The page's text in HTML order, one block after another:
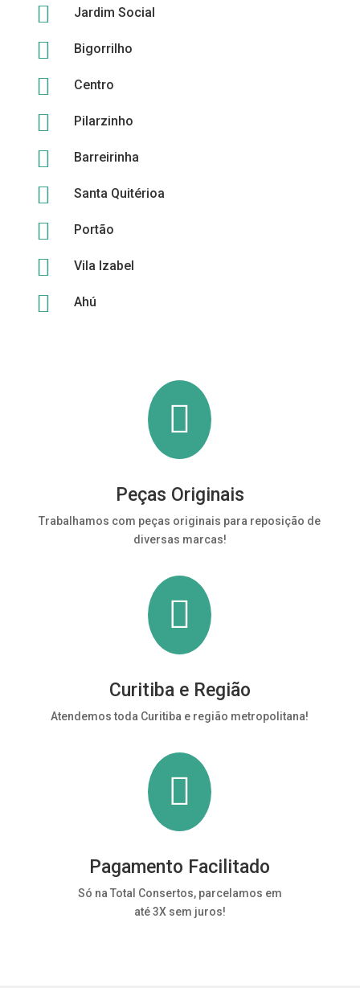
 Jardim Social
 Bigorrilho
 Centro
 Pilarzinho
 Barreirinha
 Santa Quitérioa
 Portão
 Vila Izabel
 Ahú

Peças Originais
Trabalhamos com peças originais para reposição de
diversas marcas!

Curitiba e Região
Atendemos toda Curitiba e região metropolitana!

Pagamento Facilitado
Só na Total Consertos, parcelamos em
até 3X sem juros!